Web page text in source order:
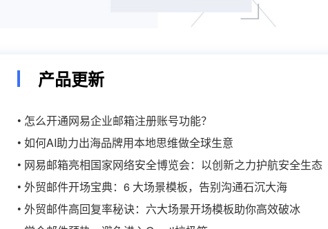
产品更新
• 怎么开通网易企业邮箱注册账号功能？
• 如何AI助力出海品牌用本地思维做全球生意
• 网易邮箱亮相国家网络安全博览会：以创新之力护航安全生态
• 外贸邮件开场宝典：6 大场景模板，告别沟通石沉大海
• 外贸邮件高回复率秘诀：六大场景开场模板助你高效破冰